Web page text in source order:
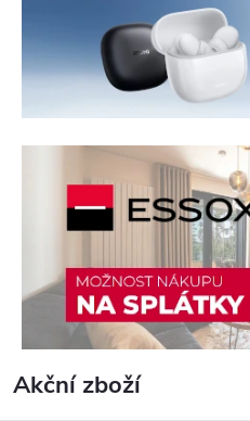
Akční zboží